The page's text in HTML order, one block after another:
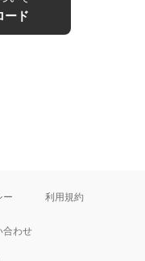
ード
ー 利用規約
合わせ